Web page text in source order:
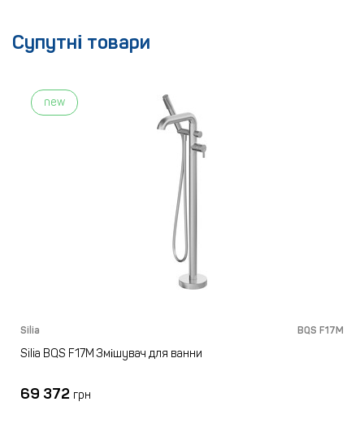
Супутні товари
new
Silia BQS F17M
Silia BQS F17M Змішувач для ванни
69 372 грн